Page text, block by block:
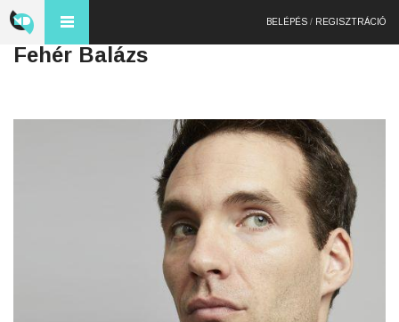
BELÉPÉS / REGISZTRÁCIÓ
Fehér Balázs